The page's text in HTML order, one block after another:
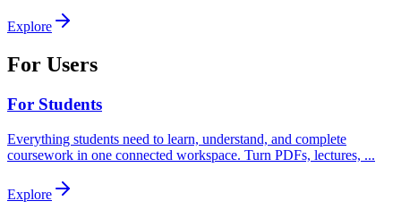
Explore
For Users
For Students
Everything students need to learn, understand, and complete
coursework in one connected workspace. Turn PDFs, lectures, ...
Explore